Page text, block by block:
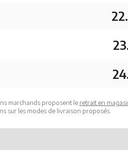
marchands proposent le retrait en
sur les modes de livraison proposés.